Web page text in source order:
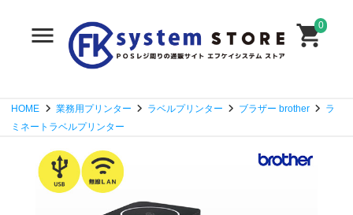
0
HOME 業務用プリンター ラベルプリンター ブラザー brother
ラ
ミネートラベルプリンター